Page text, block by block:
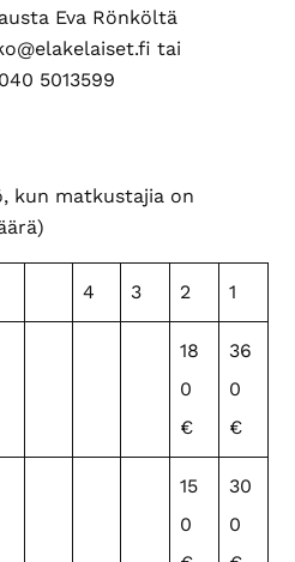
Eva Rönköltä
tai
5013599
kun matkustajia on
4 3 2 1
18
0
€
36
0
€
15
0
30
0